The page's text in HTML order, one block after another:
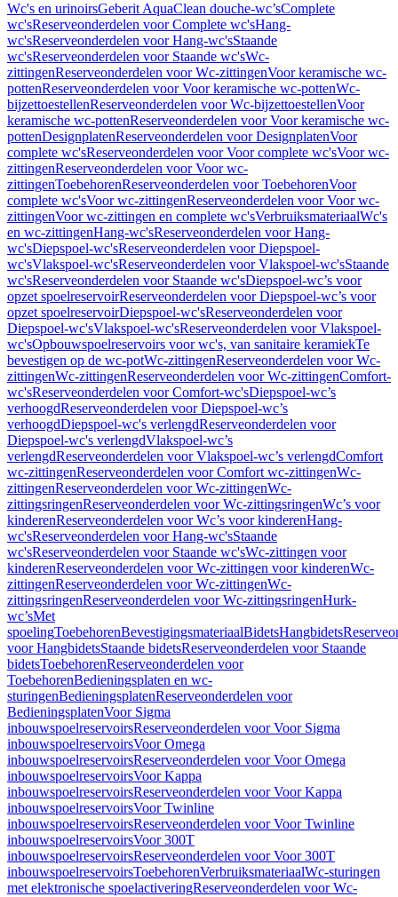
Wc's en urinoirsGeberit AquaClean douche-wc’sComplete
wc'sReserveonderdelen voor Complete wc'sHang-
wc'sReserveonderdelen voor Hang-wc'sStaande
wc'sReserveonderdelen voor Staande wc'sWc-
zittingenReserveonderdelen voor Wc-zittingenVoor keramische wc-
pottenReserveonderdelen voor Voor keramische wc-pottenWc-
bijzettoestellenReserveonderdelen voor Wc-bijzettoestellenVoor
keramische wc-pottenReserveonderdelen voor Voor keramische wc-
pottenDesignplatenReserveonderdelen voor DesignplatenVoor
complete wc'sReserveonderdelen voor Voor complete wc'sVoor wc-
zittingenReserveonderdelen voor Voor wc-
zittingenToebehorenReserveonderdelen voor ToebehorenVoor
complete wc'sVoor wc-zittingenReserveonderdelen voor Voor wc-
zittingenVoor wc-zittingen en complete wc'sVerbruiksmateriaalWc's
en wc-zittingenHang-wc'sReserveonderdelen voor Hang-
wc'sDiepspoel-wc'sReserveonderdelen voor Diepspoel-
wc'sVlakspoel-wc'sReserveonderdelen voor Vlakspoel-wc'sStaande
wc'sReserveonderdelen voor Staande wc'sDiepspoel-wc’s voor
opzet spoelreservoirReserveonderdelen voor Diepspoel-wc’s voor
opzet spoelreservoirDiepspoel-wc'sReserveonderdelen voor
Diepspoel-wc'sVlakspoel-wc'sReserveonderdelen voor Vlakspoel-
wc'sOpbouwspoelreservoirs voor wc's, van sanitaire keramiekTe
bevestigen op de wc-potWc-zittingenReserveonderdelen voor Wc-
zittingenWc-zittingenReserveonderdelen voor Wc-zittingenComfort-
wc'sReserveonderdelen voor Comfort-wc'sDiepspoel-wc’s
verhoogdReserveonderdelen voor Diepspoel-wc’s
verhoogdDiepspoel-wc's verlengdReserveonderdelen voor
Diepspoel-wc's verlengdVlakspoel-wc’s
verlengdReserveonderdelen voor Vlakspoel-wc’s verlengdComfort
wc-zittingenReserveonderdelen voor Comfort wc-zittingenWc-
zittingenReserveonderdelen voor Wc-zittingenWc-
zittingsringenReserveonderdelen voor Wc-zittingsringenWc’s voor
kinderenReserveonderdelen voor Wc’s voor kinderenHang-
wc'sReserveonderdelen voor Hang-wc'sStaande
wc'sReserveonderdelen voor Staande wc'sWc-zittingen voor
kinderenReserveonderdelen voor Wc-zittingen voor kinderenWc-
zittingenReserveonderdelen voor Wc-zittingenWc-
zittingsringenReserveonderdelen voor Wc-zittingsringenHurk-
wc’sMet
spoelingToebehorenBevestigingsmateriaalBidetsHangbidets
voor HangbidetsStaande bidetsReserveonderdelen voor Staande
bidetsToebehorenReserveonderdelen voor
ToebehorenBedieningsplaten en wc-
sturingenBedieningsplatenReserveonderdelen voor
BedieningsplatenVoor Sigma
inbouwspoelreservoirsReserveonderdelen voor Voor Sigma
inbouwspoelreservoirsVoor Omega
inbouwspoelreservoirsReserveonderdelen voor Voor Omega
inbouwspoelreservoirsVoor Kappa
inbouwspoelreservoirsReserveonderdelen voor Voor Kappa
inbouwspoelreservoirsVoor Twinline
inbouwspoelreservoirsReserveonderdelen voor Voor Twinline
inbouwspoelreservoirsVoor 300T
inbouwspoelreservoirsReserveonderdelen voor Voor 300T
inbouwspoelreservoirsToebehorenVerbruiksmateriaalWc-sturingen
met elektronische spoelactiveringReserveonderdelen voor Wc-